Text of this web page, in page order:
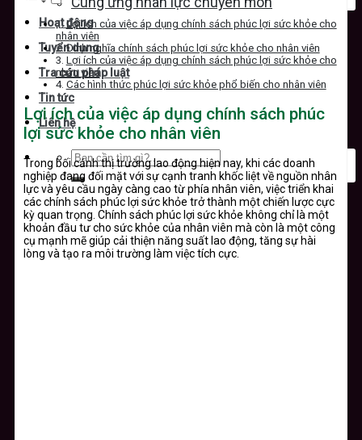
Hoạt động
Tuyển dụng
Tra cứu pháp luật
Tin tức
Liên hệ
Lợi ích của việc áp dụng chính sách phúc lợi sức khỏe cho
nhân viên
Định nghĩa chính sách phúc lợi sức khỏe cho nhân viên
Lợi ích của việc áp dụng chính sách phúc lợi sức khỏe cho
nhân viên
Các hình thức phúc lợi sức khỏe phổ biến cho nhân viên
Lợi ích của việc áp dụng chính sách phúc
lợi sức khỏe cho nhân viên
Trong bối cảnh thị trường lao động hiện nay, khi các doanh
nghiệp đang đối mặt với sự cạnh tranh khốc liệt về nguồn nhân
lực và yêu cầu ngày càng cao từ phía nhân viên, việc triển khai
các chính sách phúc lợi sức khỏe trở thành một chiến lược cực
kỳ quan trọng. Chính sách phúc lợi sức khỏe không chỉ là một
khoản đầu tư cho sức khỏe của nhân viên mà còn là một công
cụ mạnh mẽ giúp cải thiện năng suất lao động, tăng sự hài
lòng và tạo ra môi trường làm việc tích cực.